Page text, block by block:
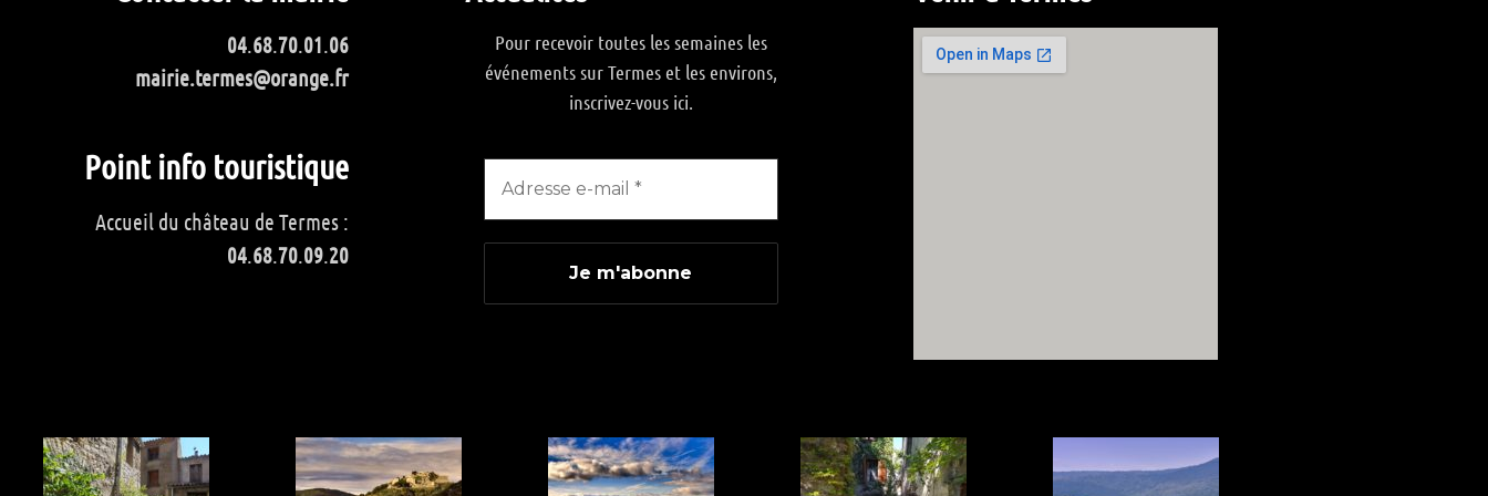
04.68.70.01.06
mairie.termes@orange.fr
Point info touristique
Accueil du château de Termes :
04.68.70.09.20
Pour recevoir toutes les semaines les
événements sur Termes et les environs,
inscrivez-vous ici.